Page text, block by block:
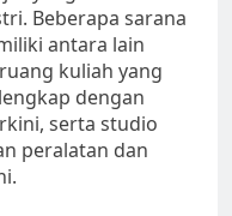
Beberapa sarana
antara lain
kuliah yang
dengan
serta studio
peralatan dan